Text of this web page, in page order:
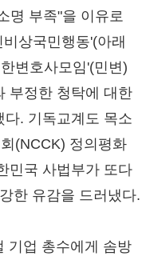
명 부족"을 이유로
상국민행동'(아래
변호사모임'(민변)
부정한 청탁에 대한
. 기독교계도 목소
(NCCK) 정의평화
민국 사법부가 또다
한 유감을 드러냈다.
기업 총수에게 솜방